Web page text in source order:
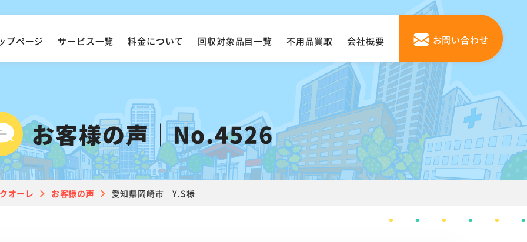
プページ サービス一覧 料金について 回収対象品目一覧 不用品買取 会社概要 お問い合わせ
お客様の声｜No.4526
オーレ お客様の声 愛知県岡崎市 Y.S様